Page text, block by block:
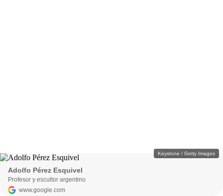
Keystone / Getty Images
Adolfo Pérez Esquivel
Profesor y escultor argentino
www.google.com